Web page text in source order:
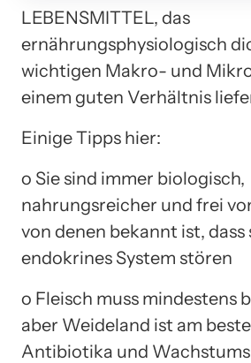
LEBENSMITTEL, das
ernährungsphysiologisch
wichtigen Makro- und
einem guten Verhältnis
Einige Tipps hier:
o Sie sind immer biologisch,
nahrungsreicher und frei
von denen bekannt ist, dass
endokrines System stören
o Fleisch muss mindestens
aber Weideland ist am
Antibiotika und